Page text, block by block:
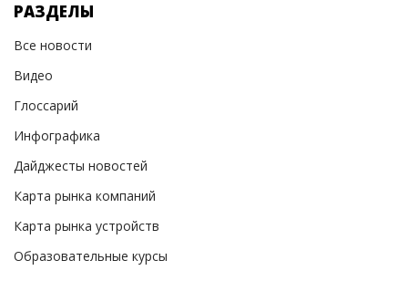
РАЗДЕЛЫ
Все новости
Видео
Глоссарий
Инфографика
Дайджесты новостей
Карта рынка компаний
Карта рынка устройств
Образовательные курсы